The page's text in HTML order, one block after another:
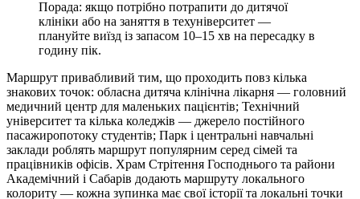
Порада: якщо потрібно потрапити до дитячої
клініки або на заняття в техуніверситет —
плануйте виїзд із запасом 10–15 хв на пересадку в
годину пік.
Маршрут привабливий тим, що проходить повз кілька
знакових точок: обласна дитяча клінічна лікарня — головний
медичний центр для маленьких пацієнтів; Технічний
університет та кілька коледжів — джерело постійного
пасажиропотоку студентів; Парк і центральні навчальні
заклади роблять маршрут популярним серед сімей та
працівників офісів. Храм Стрітення Господнього та райони
Академічний і Сабарів додають маршруту локального
колориту — кожна зупинка має свої історії та локальні точки